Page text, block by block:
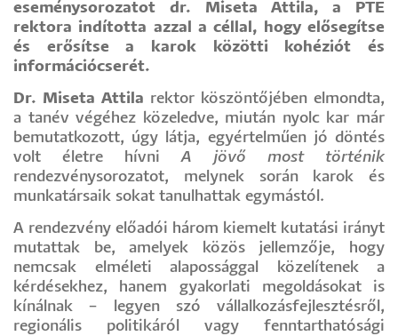
eseménysorozatot dr. Miseta Attila, a PTE
rektora indította azzal a céllal, hogy elősegítse
és erősítse a karok közötti kohéziót és
információcserét.
Dr. Miseta Attila rektor köszöntőjében elmondta,
a tanév végéhez közeledve, miután nyolc kar már
bemutatkozott, úgy látja, egyértelműen jó döntés
volt életre hívniA jövő most történik
rendezvénysorozatot, melynek során karok és
munkatársaik sokat tanulhattak egymástól.
A rendezvény előadói három kiemelt kutatási irányt
mutattak be, amelyek közös jellemzője, hogy
nemcsak elméleti alapossággal közelítenek a
kérdésekhez, hanem gyakorlati megoldásokat is
kínálnak – legyen szó vállalkozásfejlesztésről,
regionális politikáról vagy fenntarthatósági